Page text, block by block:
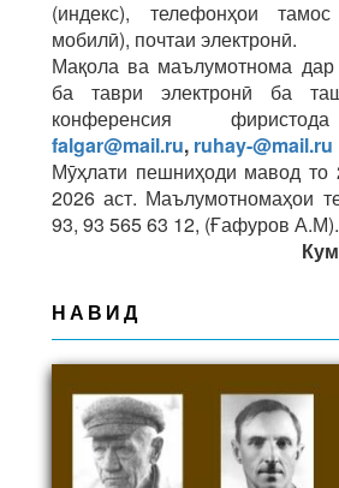
(индекс), телефонҳои
мобилӣ), почтаи электронӣ.
Мақола ва маълумотнома
ба таври электронӣ ба
конференсия
falgar@mail.ru, ruhay-@mail.ru
Мӯҳлати пешниҳоди мавод то
2026 аст. Маълумотномаҳои
93, 93 565 63 12, (Ғафуров А.М).
НАВИД